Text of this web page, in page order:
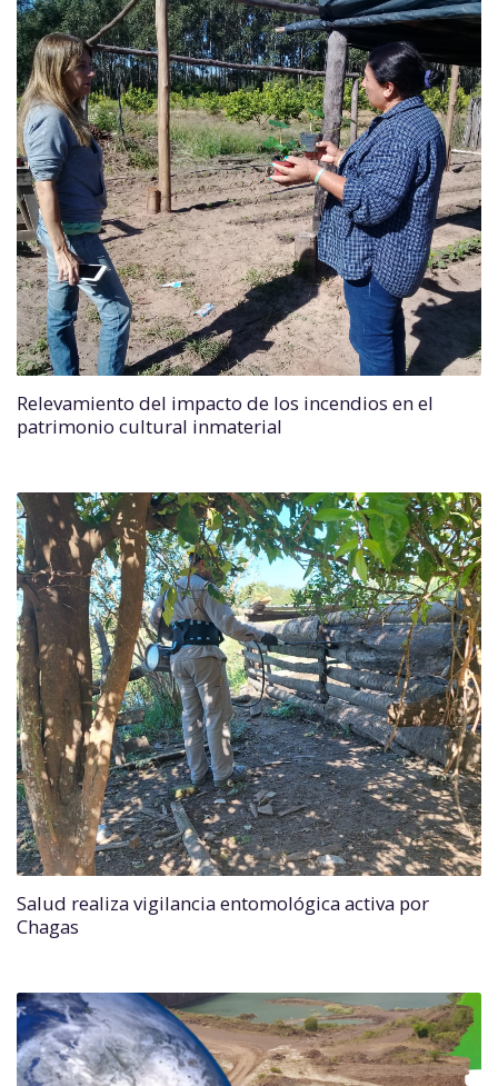
Relevamiento del impacto de los incendios en el
patrimonio cultural inmaterial
Salud realiza vigilancia entomológica activa por
Chagas